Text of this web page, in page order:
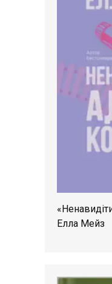
Елла Мейз